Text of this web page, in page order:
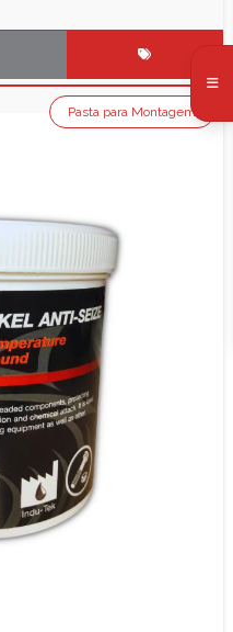
Pasta para Montagem